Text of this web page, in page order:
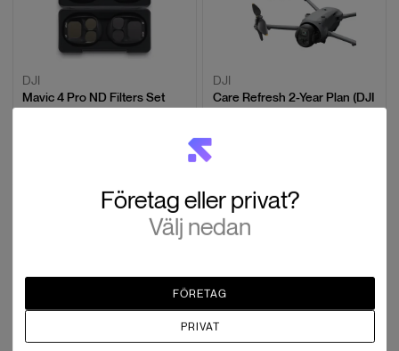
DJI
Mavic 4 Pro ND Filters Set
(ND8/16/32/64)
DJI
Care Refresh 2-Year Plan (DJI
Mavic 4 Pro)
DJI
DJI
Företag eller privat?
Välj nedan
FÖRETAG
PRIVAT